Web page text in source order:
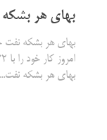
بهای هر بشکه نفت خام
بهای هر بشکه نفت...